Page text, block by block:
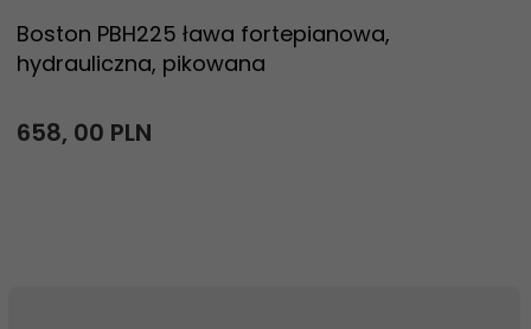
Boston PBH225 ława fortepianowa,
hydrauliczna, pikowana
658, 00 PLN